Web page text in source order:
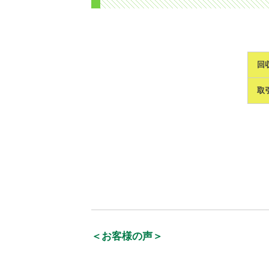
回
取
＜お客様の声＞